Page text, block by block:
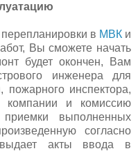
в МВК и
Вы сможете начать
будет окончен, Вам
инженера для
инспектора,
компании и комиссию
выполненных
согласно
акты ввода в